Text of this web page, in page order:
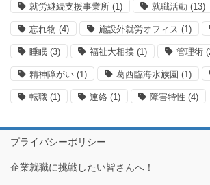
就労継続支援事業所 (1) 就職活動 (13)
忘れ物 (4) 施設外就労オフィス (1)
睡眠 (3) 福祉大相撲 (1) 管理術
精神障がい (1) 葛西臨海水族園 (1)
転職 (1) 連絡 (1) 障害特性 (4)
プライバシーポリシー
企業就職に挑戦したい皆さんへ！